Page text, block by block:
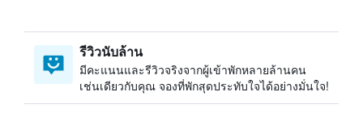
รีวิวนับล้าน
มีคะแนนและรีวิวจริงจากผู้เข้าพักหลายล้านคน
เช่นเดียวกับคุณ จองที่พักสุดประทับใจได้อย่างมั่นใจ!